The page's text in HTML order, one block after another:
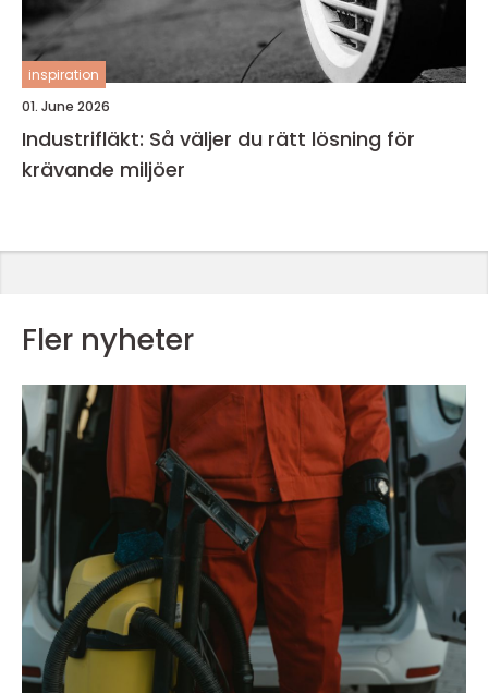
inspiration
01. June 2026
Industrifläkt: Så väljer du rätt lösning för
krävande miljöer
Fler nyheter